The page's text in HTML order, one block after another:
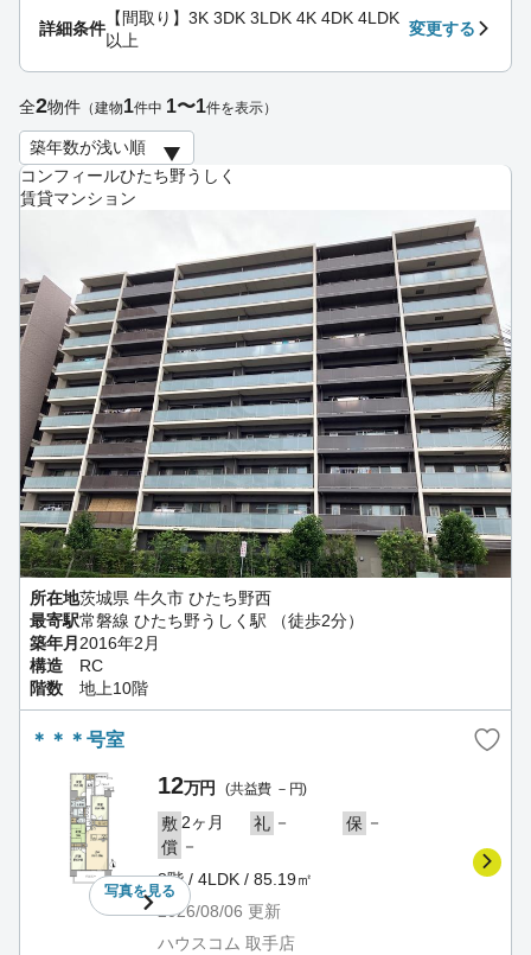
コンフィールひたち野うしく
賃貸マンション
所在地茨城県 牛久市 ひたち野西
最寄駅常磐線 ひたち野うしく駅 （徒歩2分）
築年月 2016年2月
構造
RC
階数
地上10階
＊＊＊号室
写真を見る
12万円 (共益費 －円)
敷 2ヶ月 礼 － 保 －
償 －
8階 / 4LDK / 85.19㎡
2026/08/06 更新
ハウスコム 取手店
詳細条件
【間取り】3K 3DK 3LDK 4K 4DK 4LDK
以上
変更する
全2物件 （建物1件中 1〜1件を表示）